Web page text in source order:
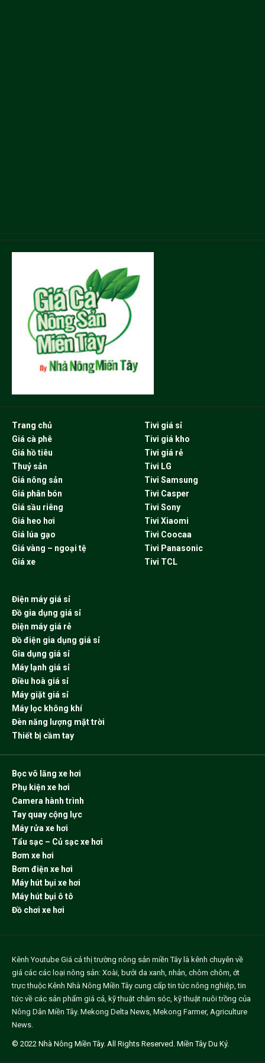
Trang chủ
Giá cà phê
Giá hồ tiêu
Thuỷ sản
Giá nông sản
Giá phân bón
Giá sầu riêng
Giá heo hơi
Giá lúa gạo
Giá vàng – ngoại tệ
Giá xe
Tivi giá sỉ
Tivi giá kho
Tivi giá rẻ
Tivi LG
Tivi Samsung
Tivi Casper
Tivi Sony
Tivi Xiaomi
Tivi Coocaa
Tivi Panasonic
Tivi TCL
Điện máy giá sỉ
Đồ gia dụng giá sỉ
Điện máy giá rẻ
Đồ điện gia dụng giá sỉ
Gia dụng giá sỉ
Máy lạnh giá sỉ
Điều hoà giá sỉ
Máy giặt giá sỉ
Máy lọc không khí
Đèn năng lượng mặt trời
Thiết bị cầm tay
Bọc vô lăng xe hơi
Phụ kiện xe hơi
Camera hành trình
Tay quay cộng lực
Máy rửa xe hơi
Tẩu sạc – Củ sạc xe hơi
Bơm xe hơi
Bơm điện xe hơi
Máy hút bụi xe hơi
Máy hút bụi ô tô
Đồ chơi xe hơi
Kênh Youtube Giá cả thị trường nông sản miền Tây là kênh chuyên về
giá các các loại nông sản: Xoài, bưởi da xanh, nhản, chôm chôm, ớt
trực thuộc Kênh Nhà Nông Miền Tây cung cấp tin tức nông nghiệp, tin
tức về các sản phẩm giá cả, kỹ thuật chăm sóc, kỹ thuật nuôi trồng của
Nông Dân Miền Tây. Mekong Delta News Mekong Farmer, Agriculture
News
© 2022 Nhà Nông Miền Tây. All Rights Reserved. Miền Tây Du Ký.